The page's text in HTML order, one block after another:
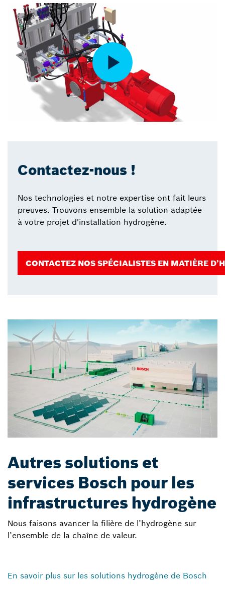
Contactez-nous !
Nos technologies et notre expertise ont fait leurs
preuves. Trouvons ensemble la solution adaptée
à votre projet d'installation hydrogène.
CONTACTEZ NOS SPÉCIALISTES EN MATIÈRE
Autres solutions et
services Bosch pour les
infrastructures hydrogène
Nous faisons avancer la filière de l’hydrogène sur
l’ensemble de la chaîne de valeur.
En savoir plus sur les solutions hydrogène de Bosch